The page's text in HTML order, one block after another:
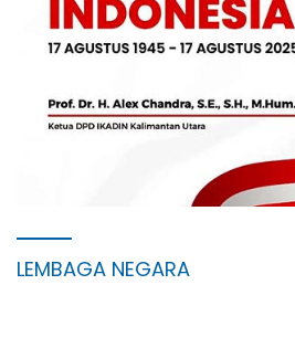
LEMBAGA NEGARA